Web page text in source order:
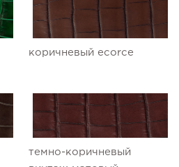
коричневый ecorce
темно-коричневый